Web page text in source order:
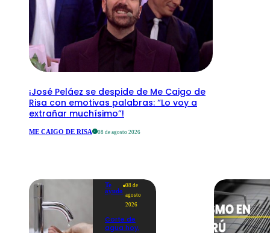
¡José Peláez se despide de Me Caigo de
Risa con emotivas palabras: “Lo voy a
extrañar muchísimo”!
ME CAIGO DE RISA 08 de agosto 2026
Te
ayudo
08 de
agosto
2026
Corte de
agua hoy,